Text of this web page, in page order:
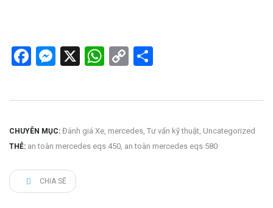
Facebook
Messenger
X WhatsApp
Copy
CHUYÊN MỤC: Đánh giá Xe, mercedes, Tư vấn kỹ thuật, Uncategorized
THẺ: an toàn mercedes eqs 450, an toàn mercedes eqs 580
CHIA SẼ